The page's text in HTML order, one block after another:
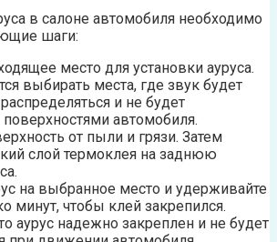
в салоне автомобиля необходимо
шаги:
место для установки ауруса.
выбирать места, где звук будет
и не будет
поверхностями автомобиля.
от пыли и грязи. Затем
слой термоклея на заднюю
на выбранное место и удерживайте
минут, чтобы клей закрепился.
аурус надежно закреплен и не будет